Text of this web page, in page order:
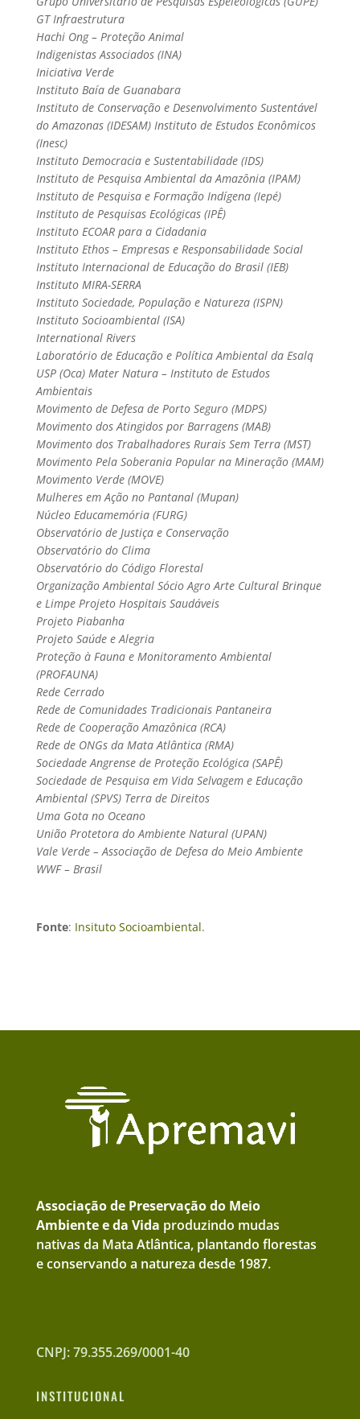
GT Infraestrutura
Hachi Ong – Proteção Animal
Indigenistas Associados (INA)
Iniciativa Verde
Instituto Baía de Guanabara
Instituto de Conservação e Desenvolvimento Sustentável
do Amazonas (IDESAM) Instituto de Estudos Econômicos
(Inesc)
Instituto Democracia e Sustentabilidade (IDS)
Instituto de Pesquisa Ambiental da Amazônia (IPAM)
Instituto de Pesquisa e Formação Indígena (Iepé)
Instituto de Pesquisas Ecológicas (IPÊ)
Instituto ECOAR para a Cidadania
Instituto Ethos – Empresas e Responsabilidade Social
Instituto Internacional de Educação do Brasil (IEB)
Instituto MIRA-SERRA
Instituto Sociedade, População e Natureza (ISPN)
Instituto Socioambiental (ISA)
International Rivers
Laboratório de Educação e Política Ambiental da Esalq
USP (Oca) Mater Natura – Instituto de Estudos
Ambientais
Movimento de Defesa de Porto Seguro (MDPS)
Movimento dos Atingidos por Barragens (MAB)
Movimento dos Trabalhadores Rurais Sem Terra (MST)
Movimento Pela Soberania Popular na Mineração (MAM)
Movimento Verde (MOVE)
Mulheres em Ação no Pantanal (Mupan)
Núcleo Educamemória (FURG)
Observatório de Justiça e Conservação
Observatório do Clima
Observatório do Código Florestal
Organização Ambiental Sócio Agro Arte Cultural Brinque
e Limpe Projeto Hospitais Saudáveis
Projeto Piabanha
Projeto Saúde e Alegria
Proteção à Fauna e Monitoramento Ambiental
(PROFAUNA)
Rede Cerrado
Rede de Comunidades Tradicionais Pantaneira
Rede de Cooperação Amazônica (RCA)
Rede de ONGs da Mata Atlântica (RMA)
Sociedade Angrense de Proteção Ecológica (SAPÊ)
Sociedade de Pesquisa em Vida Selvagem e Educação
Ambiental (SPVS) Terra de Direitos
Uma Gota no Oceano
União Protetora do Ambiente Natural (UPAN)
Vale Verde – Associação de Defesa do Meio Ambiente
WWF – Brasil
Fonte: Insituto Socioambiental.
Associação de Preservação do Meio
Ambiente e da Vida produzindo mudas
nativas da Mata Atlântica, plantando florestas
e conservando a natureza desde 1987.
CNPJ: 79.355.269/0001-40
INSTITUCIONAL